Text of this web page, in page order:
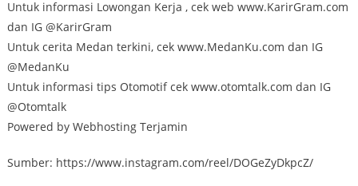
Untuk informasi Lowongan Kerja , cek web www.KarirGram.com
dan IG @KarirGram
Untuk cerita Medan terkini, cek www.MedanKu.com dan IG
@MedanKu
Untuk informasi tips Otomotif cek www.otomtalk.com dan IG
@Otomtalk
Powered by Webhosting Terjamin
Sumber: https://www.instagram.com/reel/DOGeZyDkpcZ/